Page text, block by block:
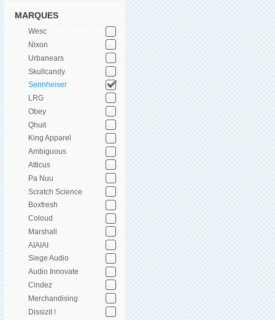
MARQUES
Wesc
Nixon
Urbanears
Skullcandy
Sennheiser
LRG
Obey
Qhuit
King Apparel
Ambiguous
Atticus
Pa Nuu
Scratch Science
Boxfresh
Coloud
Marshall
AIAIAI
Siege Audio
Audio Innovate
Cindez
Merchandising
Dissizit !